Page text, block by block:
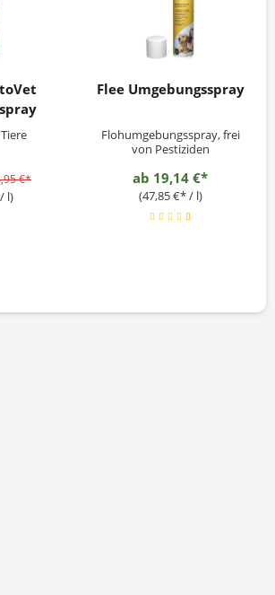
€*
l)
Flee Umgebungsspray
Flohumgebungsspray, frei
von Pestiziden
ab 19,14 €*
(47,85 €* / l)